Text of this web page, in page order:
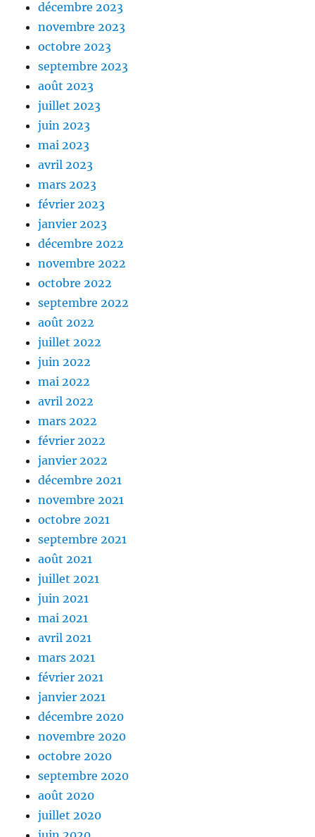
décembre 2023
novembre 2023
octobre 2023
septembre 2023
août 2023
juillet 2023
juin 2023
mai 2023
avril 2023
mars 2023
février 2023
janvier 2023
décembre 2022
novembre 2022
octobre 2022
septembre 2022
août 2022
juillet 2022
juin 2022
mai 2022
avril 2022
mars 2022
février 2022
janvier 2022
décembre 2021
novembre 2021
octobre 2021
septembre 2021
août 2021
juillet 2021
juin 2021
mai 2021
avril 2021
mars 2021
février 2021
janvier 2021
décembre 2020
novembre 2020
octobre 2020
septembre 2020
août 2020
juillet 2020